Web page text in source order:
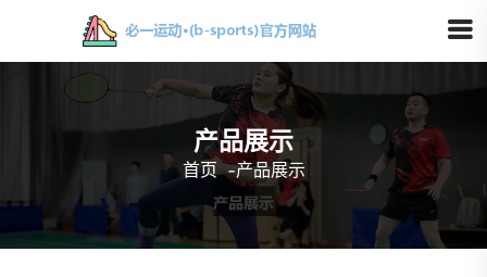
产品展示
首页 -产品展示